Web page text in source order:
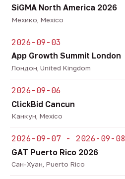
SiGMA North America 2026
Мехико, Mexico
2026-09-03
App Growth Summit London
Лондон, United Kingdom
2026-09-06
ClickBid Cancun
Канкун, Mexico
2026-09-07 - 2026-09-08
GAT Puerto Rico 2026
Сан-Хуан, Puerto Rico